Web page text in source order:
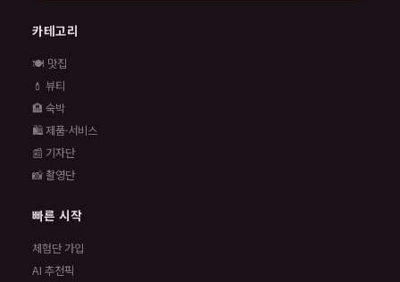
카테고리
🍽️ 맛집
💄 뷰티
🏨 숙박
🛍️ 제품·서비스
📰 기자단
📸 촬영단
빠른 시작
체험단 가입
AI 추천픽